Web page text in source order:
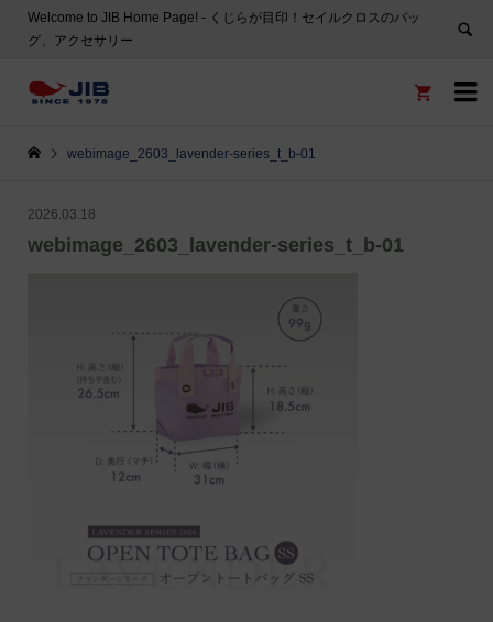
Welcome to JIB Home Page! ‐ くじらが目印！セイルクロスのバッ
グ、アクセサリー


webimage_2603_lavender-series_t_b-01
2026.03.18
webimage_2603_lavender-series_t_b-01